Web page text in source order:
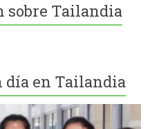
sobre Tailandia
día en Tailandia